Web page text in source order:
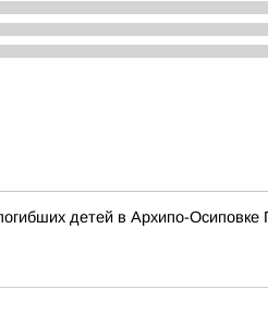
детей в Архипо-